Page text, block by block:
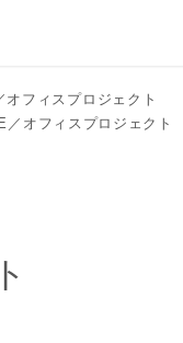
フィスプロジェクト
オフィスプロジェクト